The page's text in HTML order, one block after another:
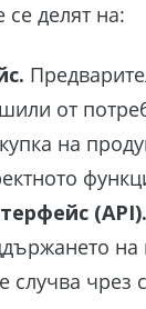
се делят на:
от
на
(API).
случва чрез